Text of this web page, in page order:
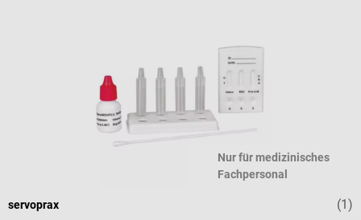
Nur für medizinisches
Fachpersonal
(1)
servoprax